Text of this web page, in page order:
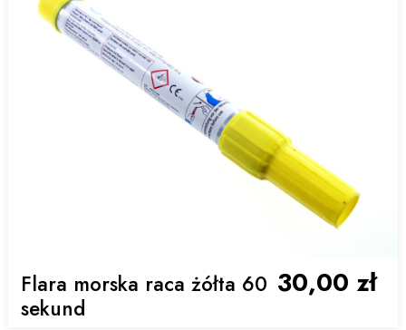
Flara morska raca żółta 60
sekund
30,00 zł